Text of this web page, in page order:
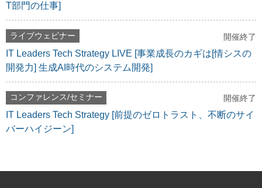
T部門の仕事]
ライブウェビナー 開催終了
IT Leaders Tech Strategy LIVE [事業成長のカギは[情シスの
開発力] 生成AI時代のシステム開発]
コンファレンス/セミナー 開催終了
IT Leaders Tech Strategy [前提のゼロトラスト、不断のサイ
バーハイジーン]